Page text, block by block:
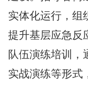
实体化运行，组
提升基层应急反
队伍演练培训，
实战演练等形式